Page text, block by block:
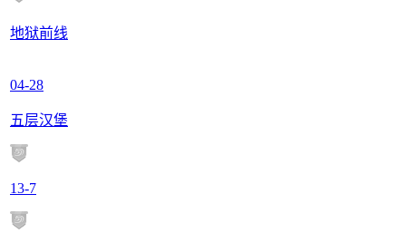
地狱前线
04-28
五层汉堡
13-7